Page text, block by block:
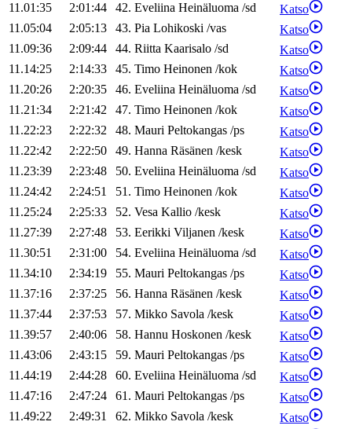
11.01:35
2:01:44 42. Eveliina Heinäluoma /sd
Katso
11.05:04
2:05:13 43. Pia Lohikoski /vas
Katso
11.09:36
2:09:44 44. Riitta Kaarisalo /sd
Katso
11.14:25
2:14:33 45. Timo Heinonen /kok
Katso
11.20:26
2:20:35 46. Eveliina Heinäluoma /sd
Katso
11.21:34
2:21:42 47. Timo Heinonen /kok
Katso
11.22:23
2:22:32 48. Mauri Peltokangas /ps
Katso
11.22:42
2:22:50 49. Hanna Räsänen /kesk
Katso
11.23:39
2:23:48 50. Eveliina Heinäluoma /sd
Katso
11.24:42
2:24:51 51. Timo Heinonen /kok
Katso
11.25:24
2:25:33 52. Vesa Kallio /kesk
Katso
11.27:39
2:27:48 53. Eerikki Viljanen /kesk
Katso
11.30:51
2:31:00 54. Eveliina Heinäluoma /sd
Katso
11.34:10
2:34:19 55. Mauri Peltokangas /ps
Katso
11.37:16
2:37:25 56. Hanna Räsänen /kesk
Katso
11.37:44
2:37:53 57. Mikko Savola /kesk
Katso
11.39:57
2:40:06 58. Hannu Hoskonen /kesk
Katso
11.43:06
2:43:15 59. Mauri Peltokangas /ps
Katso
11.44:19
2:44:28 60. Eveliina Heinäluoma /sd
Katso
11.47:16
2:47:24 61. Mauri Peltokangas /ps
Katso
11.49:22
2:49:31 62. Mikko Savola /kesk
Katso